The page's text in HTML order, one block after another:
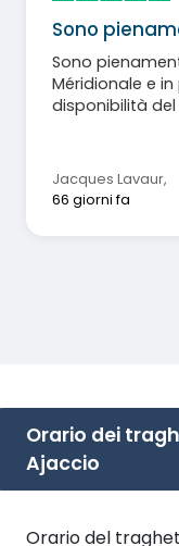
Sono
Sono
Méridionale e
disponibilità
Jacques Lavaur,
66 giorni fa
Orario dei
Ajaccio
Orario del